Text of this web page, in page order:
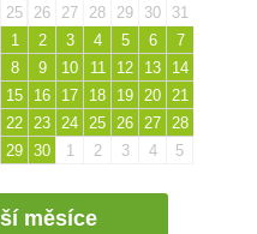
25
26 27 28 29 30
31
1
2 3 4 5 6
7
8
9 10 11 12 13
14
15
16 17 18 19 20
21
22
23 24 25 26 27
28
29 30 1 2 3 4 5
měsíce